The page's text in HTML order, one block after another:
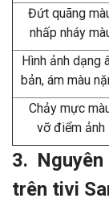
Đứt quãng
nhấp nháy
Hình ảnh dạng
bản, ám màu
Chảy mực
vỡ điểm ảnh
3.
trên tivi